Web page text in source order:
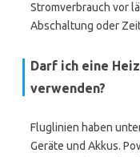
Stromverbrauch vor
Abschaltung oder
Darf ich eine
verwenden?
Fluglinien haben
Geräte und Akkus.